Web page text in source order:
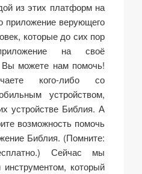
из этих платформ на
приложение верующего
которые до сих пор
на своё
Вы можете нам помочь!
кого-либо со
устройством,
устройстве Библия. А
возможность помочь
Библия. (Помните:
Сейчас мы
который